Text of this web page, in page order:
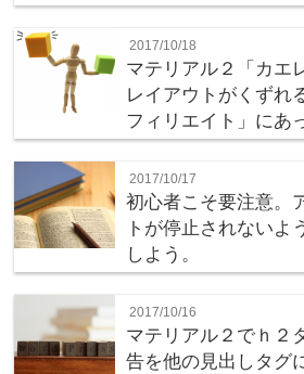
2017/10/18
マテリアル２「カエ
レイアウトがくずれ
フィリエイト」にあ
2017/10/17
初心者こそ要注意。
トが停止されないよ
しよう。
2017/10/16
マテリアル２でｈ２
告を他の見出しタグ